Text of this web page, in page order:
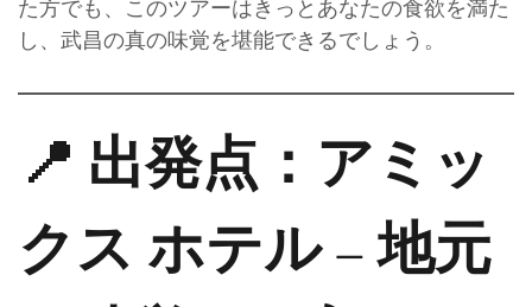
た方でも、このツアーはきっとあなたの食欲を満た
し、武昌の真の味覚を堪能できるでしょう。
📍 出発点：アミッ
クス ホテル – 地元